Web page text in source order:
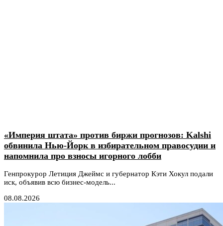
«Империя штата» против биржи прогнозов: Kalshi
обвинила Нью-Йорк в избирательном правосудии и
напомнила про взносы игорного лобби
Генпрокурор Летиция Джеймс и губернатор Кэти Хокул подали
иск, объявив всю бизнес-модель...
08.08.2026